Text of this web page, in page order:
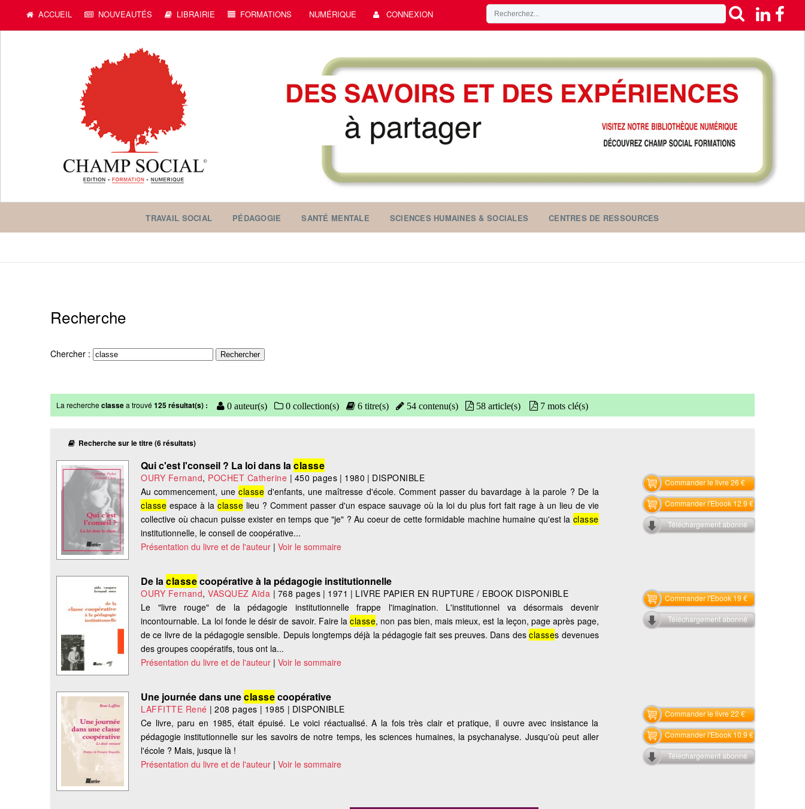
ACCUEIL NOUVEAUTÉS LIBRAIRIE FORMATIONS NUMÉRIQUE CONNEXION
TRAVAIL SOCIAL PÉDAGOGIE SANTÉ MENTALE SCIENCES HUMAINES & SOCIALES CENTRES DE RESSOURCES
Recherche
Chercher :
La rechercheclassea trouvé125 résultat(s) : 0 auteur(s) 0 collection(s) 6 titre(s) 54 contenu(s) 58 article(s) 7 mots clé(s)
Recherche sur le titre (6 résultats)
Qui c'est l'conseil ? La loi dans laclasse
OURY Fernand, POCHET Catherine | 450 pages | 1980 | DISPONIBLE
Au commencement, uneclasse d'enfants, une maîtresse d'école. Comment passer du bavardage à la parole ? De la
classe espace à laclasse lieu ? Comment passer d'un espace sauvage où la loi du plus fort fait rage à un lieu de vie
collective où chacun puisse exister en temps que "je" ? Au coeur de cette formidable machine humaine qu'est la classe
institutionnelle, le conseil de coopérative...
Présentation du livre et de l'auteur |Voir le sommaire
Commander le livre 26 €
Commander l'Ebook 12.9 €
Téléchargement abonné
De laclassecoopérative à la pédagogie institutionnelle
OURY Fernand,VASQUEZ Aïda | 768 pages | 1971 | LIVRE PAPIER EN RUPTURE / EBOOK DISPONIBLE
Le "livre rouge" de la pédagogie institutionnelle frappe l'imagination. L'institutionnel va désormais devenir
incontournable. La loi fonde le désir de savoir. Faire laclasse, non pas bien, mais mieux, est la leçon, page après page,
de ce livre de la pédagogie sensible. Depuis longtemps déjà la pédagogie fait ses preuves. Dans desclasses devenues
des groupes coopératifs, tous ont la...
Présentation du livre et de l'auteur |Voir le sommaire
Commander l'Ebook 19 €
Téléchargement abonné
Une journée dans uneclassecoopérative
LAFFITTE René |208 pages | 1985 | DISPONIBLE
Ce livre, paru en 1985, était épuisé. Le voici réactualisé. A la fois très clair et pratique, il ouvre avec insistance la
pédagogie institutionnelle sur les savoirs de notre temps, les sciences humaines, la psychanalyse. Jusqu'où peut aller
l'école ? Mais, jusque là !
Présentation du livre et de l'auteur |Voir le sommaire
Commander le livre 22 €
Commander l'Ebook 10.9 €
Téléchargement abonné